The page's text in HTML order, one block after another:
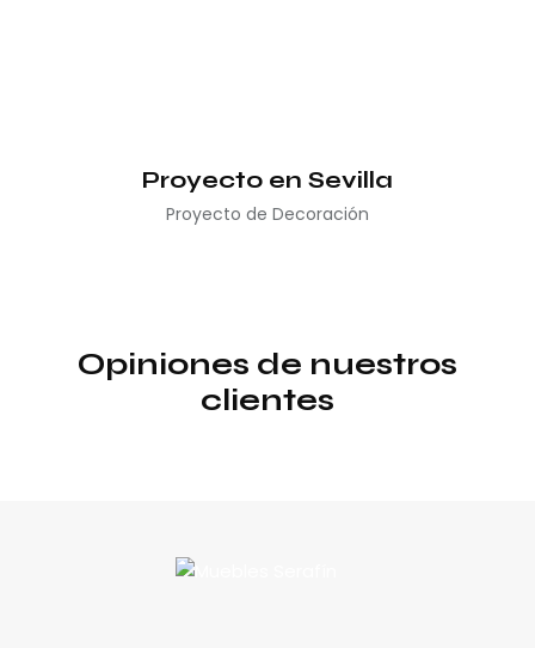
Proyecto en Sevilla
Proyecto de Decoración
Opiniones de nuestros
clientes